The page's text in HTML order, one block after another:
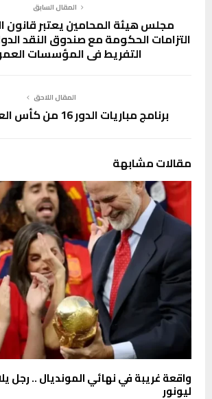
المقال السابق
مجلس هيئة المحامين يعتبر قانون
التزامات الحكومة مع صندوق النقد
التفريط في المؤسسات
المقال اللاحق
برنامج مباريات الدور 16 من كأس العالم قطر 2022
مقالات مشابهة
واقعة غريبة في نهائي المونديال .. رجل
ليونور